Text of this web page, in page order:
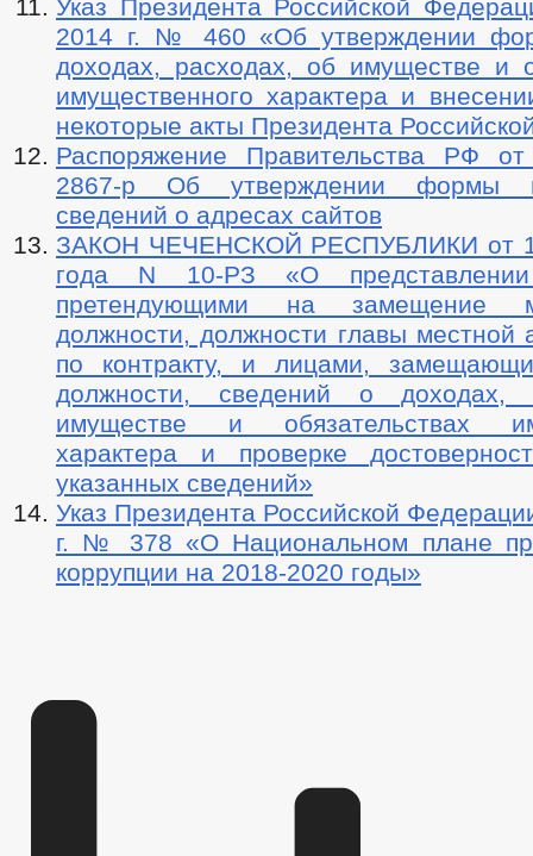
Указ Президента Российской
2014 г. № 460 «Об утверждении
доходах, расходах, об имуществе и
имущественного характера и
некоторые акты Президента
Распоряжение Правительства РФ
2867-р Об утверждении формы
сведений о адресах сайтов
ЗАКОН ЧЕЧЕНСКОЙ РЕСПУБЛИКИ от
года N 10-РЗ «О представлении
претендующими на замещение
должности, должности главы местной
по контракту, и лицами,
должности, сведений о доходах,
имуществе и обязательствах
характера и проверке
указанных сведений»
Указ Президента Российской
г. № 378 «О Национальном плане
коррупции на 2018-2020 годы»